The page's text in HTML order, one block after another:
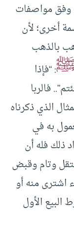
الذهب وفق مواصفات
رسمة أخرى؛ لأن
بالذهب
ﷺ: “فإذا
فالربا
الذي ذكرناه
به في
ذلك فله أن
وتام وقبض
اشترى منه أو
الأول